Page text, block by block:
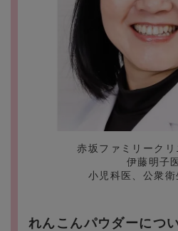
赤坂ファミリーク
伊藤明子
小児科医、公衆衛
れんこんパウダーにつ